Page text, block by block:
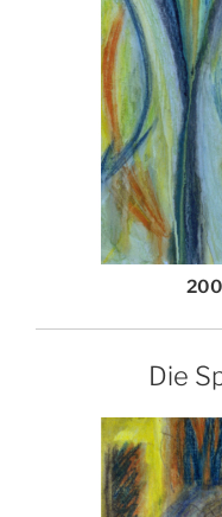
Die